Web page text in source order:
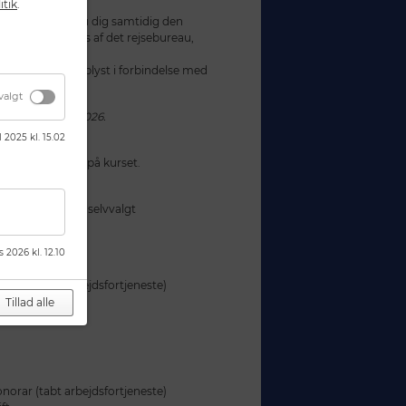
forpligter du dig samtidig den
arrangeres af det rejsebureau,
del vil blive oplyst i forbindelse med
i 2026.
ledsager(e) på kurset.
(SE) og selvvalgt
(tabt arbejdsfortjeneste)
(tabt arbejdsfortjeneste)
2025 kl. 15.02
2026 kl. 12.10
Tillad alle